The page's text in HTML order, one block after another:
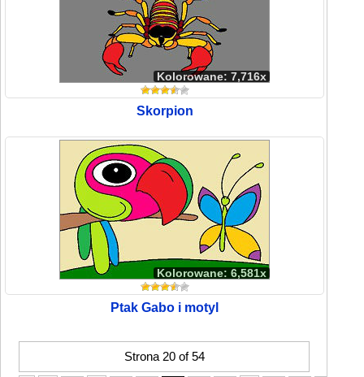
Kolorowane: 7,716x
Skorpion
Kolorowane: 6,581x
Ptak Gabo i motyl
Strona 20 of 54